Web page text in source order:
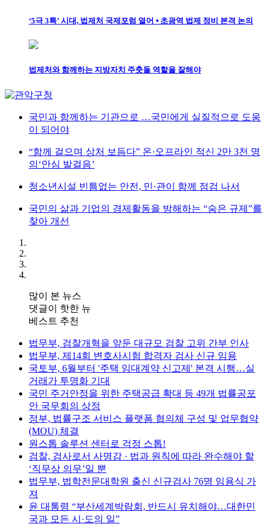
‘5극 3특’ 시대, 법제처 국제포럼 열어 ⦁ 초광역 법제 정비 본격 논의
법제처와 함께하는 지방자치 주춧돌 역할을 잘해야
국민과 함께하는 기관으로 …국민에게 실질적으로 도움
이 되어야
“함께 걸으며 상처 보듬다” 온·오프라인 적신 2만 3천 명
의‘안심 발걸음’
청소년시설 빈틈없는 안전, 민·관이 함께 점검 나서
국민의 삶과 기업의 경제활동을 방해하는 “숨은 규제”를
찾아 개선
많이 본 뉴스
댓글이 핫한 뉴
베스트 추천
법무부, 검찰개혁을 앞둔 대규모 검찰 고위 간부 인사
법무부, 제14회 변호사시험 합격자 검사 신규 임용
국토부, 6월부터 '주택 임대계약 신고제' 본격 시행…실
거래가 투명화 기대
국민 주거안정을 위한 주택공급 확대 등 49개 법률공포
안 국무회의 상정
정부, 법률구조 서비스 플랫폼 협의체 구성 및 업무협약
(MOU) 체결
원스톱 솔루션 센터로 걱정 스톱!
검찰, 검사로서 사명감 · 법과 원칙에 따라 완수해야 할
‘직무상 의무’일 뿐
법무부, 법학전문대학원 출신 신규검사 76명 임용식 가
져
윤 대통령 “부산세계박람회, 반드시 유치해야…대한민
국과 모든 시·도의 일”